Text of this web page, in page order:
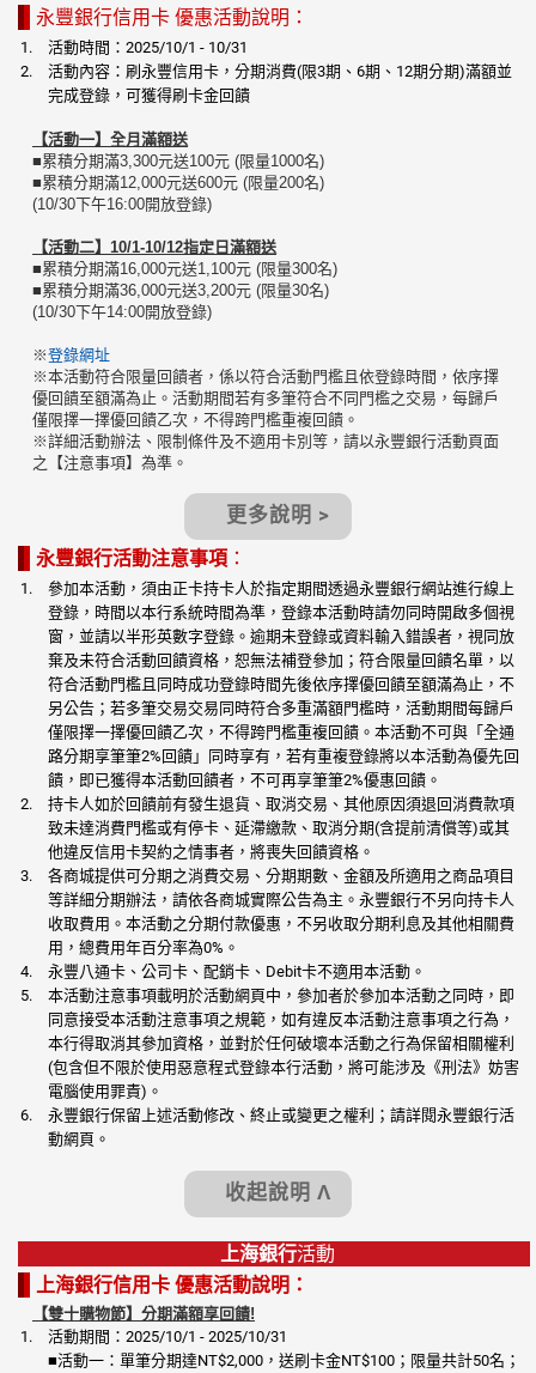
永豐銀行信用卡 優惠活動說明：
活動時間：2025/10/1 - 10/31
活動內容：刷永豐信用卡，分期消費(限3期、6期、12期分期)滿額並
完成登錄，可獲得刷卡金回饋
【活動一】全月滿額送
■累積分期滿3,300元送100元 (限量1000名)
■累積分期滿12,000元送600元 (限量200名)
(10/30下午16:00開放登錄)
【活動二】10/1-10/12指定日滿額送
■累積分期滿16,000元送1,100元 (限量300名)
■累積分期滿36,000元送3,200元 (限量30名)
(10/30下午14:00開放登錄)
※登錄網址
※本活動符合限量回饋者，係以符合活動門檻且依登錄時間，依序擇
優回饋至額滿為止。活動期間若有多筆符合不同門檻之交易，每歸戶
僅限擇一擇優回饋乙次，不得跨門檻重複回饋。
※詳細活動辦法、限制條件及不適用卡別等，請以永豐銀行活動頁面
之【注意事項】為準。
更多說明 >
永豐銀行活動注意事項 ：
參加本活動，須由正卡持卡人於指定期間透過永豐銀行網站進行線上
登錄，時間以本行系統時間為準，登錄本活動時請勿同時開啟多個視
窗，並請以半形英數字登錄。逾期未登錄或資料輸入錯誤者，視同放
棄及未符合活動回饋資格，恕無法補登參加；符合限量回饋名單，以
符合活動門檻且同時成功登錄時間先後依序擇優回饋至額滿為止，不
另公告；若多筆交易交易同時符合多重滿額門檻時，活動期間每歸戶
僅限擇一擇優回饋乙次，不得跨門檻重複回饋。本活動不可與「全通
路分期享筆筆2%回饋」同時享有，若有重複登錄將以本活動為優先回
饋，即已獲得本活動回饋者，不可再享筆筆2%優惠回饋。
持卡人如於回饋前有發生退貨、取消交易、其他原因須退回消費款項
致未達消費門檻或有停卡、延滯繳款、取消分期(含提前清償等)或其
他違反信用卡契約之情事者，將喪失回饋資格。
各商城提供可分期之消費交易、分期期數、金額及所適用之商品項目
等詳細分期辦法，請依各商城實際公告為主。永豐銀行不另向持卡人
收取費用。本活動之分期付款優惠，不另收取分期利息及其他相關費
用，總費用年百分率為0%。
永豐八通卡、公司卡、配銷卡、Debit卡不適用本活動。
本活動注意事項載明於活動網頁中，參加者於參加本活動之同時，即
同意接受本活動注意事項之規範，如有違反本活動注意事項之行為，
本行得取消其參加資格，並對於任何破壞本活動之行為保留相關權利
(包含但不限於使用惡意程式登錄本行活動，將可能涉及《刑法》妨害
電腦使用罪責)。
永豐銀行保留上述活動修改、終止或變更之權利；請詳閱永豐銀行活
動網頁。
收起說明 Λ
上海銀行活動
上海銀行信用卡 優惠活動說明：
【雙十購物節】分期滿額享回饋!
活動期間：2025/10/1 - 2025/10/31
■活動一：單筆分期達NT$2,000，送刷卡金NT$100；限量共計50名；